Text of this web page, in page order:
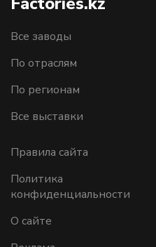
Все заводы
По отраслям
По регионам
Все выставки
Правила сайта
Политика
конфиденциальности
О сайте